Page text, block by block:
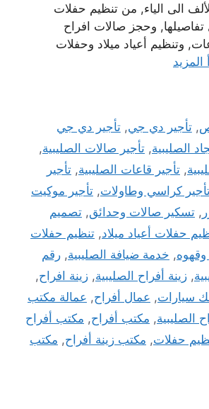
الى الياء, من تنظيم حفلات
وحجز صالات افراح
وتنظيم أعياد ميلاد وحفلات
المزيد
,تأجير دي جي,تأجير دي جي
الصليبية, تأجير صالات الصليبية,
, تأجير قاعات الصليبية, تأجير
كراسي وطاولات, تأجير موكيت
, تسكير صالات وحدائق, تصميم
حفلات أعياد ميلاد, تنظيم حفلات
, خدمة ضيافة الصليبية, رقم
, زينة أفراح الصليبية, زينة افراح,
سيارات, عمال أفراح, عمالة مكتب
الصليبية, مكتب أفراح, مكتب أفراح
حفلات, مكتب زينة أفراح, مكتب